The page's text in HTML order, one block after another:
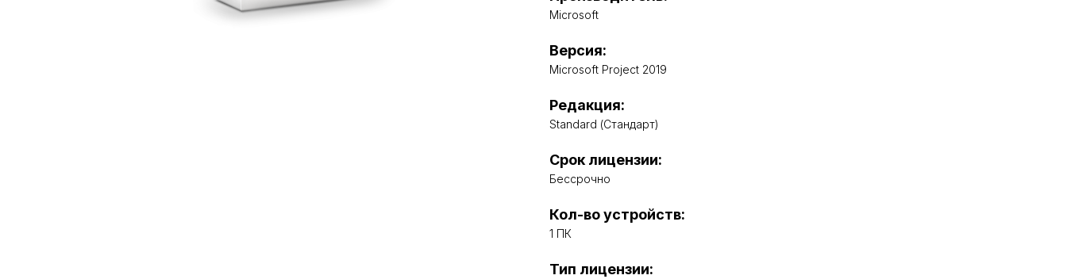
Microsoft
Версия:
Microsoft Project 2019
Редакция:
Standard (Стандарт)
Срок лицензии:
Бессрочно
Кол-во устройств:
1 ПК
Тип лицензии: